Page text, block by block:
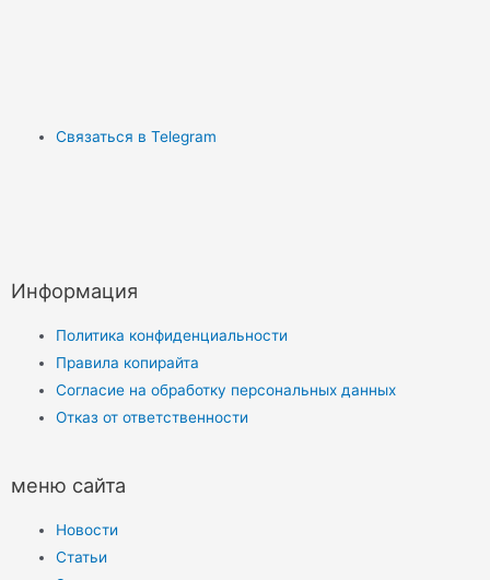
Связаться в Telegram
Информация
Политика конфиденциальности
Правила копирайта
Согласие на обработку персональных данных
Отказ от ответственности
меню сайта
Новости
Статьи